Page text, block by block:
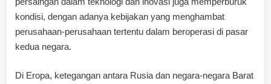
kondisi, dengan adanya kebijakan yang menghambat
perusahaan-perusahaan tertentu dalam beroperasi di pasar
kedua negara.
Di Eropa, ketegangan antara Rusia dan negara-negara Barat